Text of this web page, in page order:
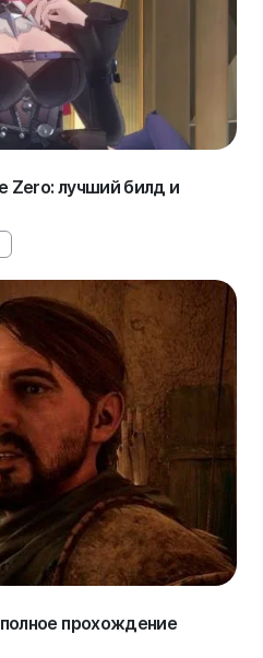
Zero: лучший билд и
прохождение